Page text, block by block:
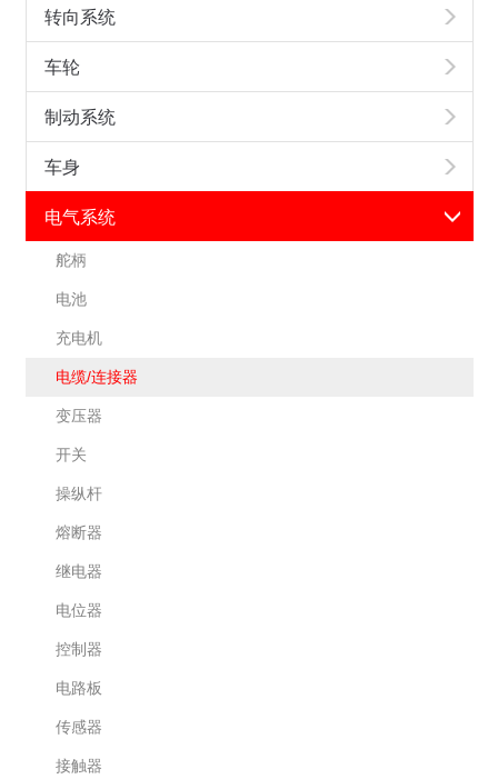
转向系统
车轮
制动系统
车身
电气系统
舵柄
电池
充电机
电缆/连接器
变压器
开关
操纵杆
熔断器
继电器
电位器
控制器
电路板
传感器
接触器